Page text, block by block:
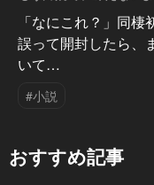
「なにこれ？」同
誤って開封したら、
いて…
#小説
おすすめ記事